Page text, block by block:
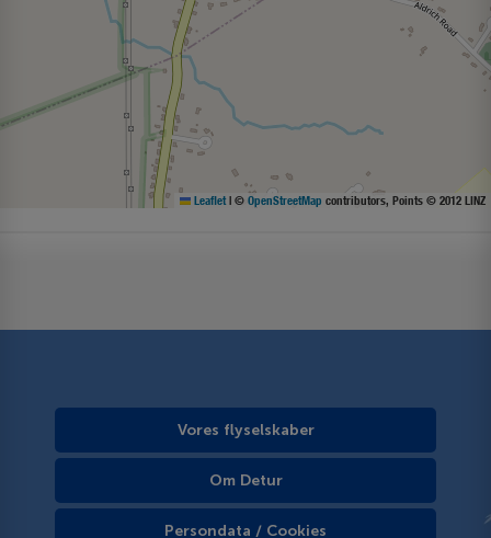
Leaflet | © OpenStreetMap contributors, Points © 2012 LINZ
Vores flyselskaber
Om Detur
Persondata / Cookies